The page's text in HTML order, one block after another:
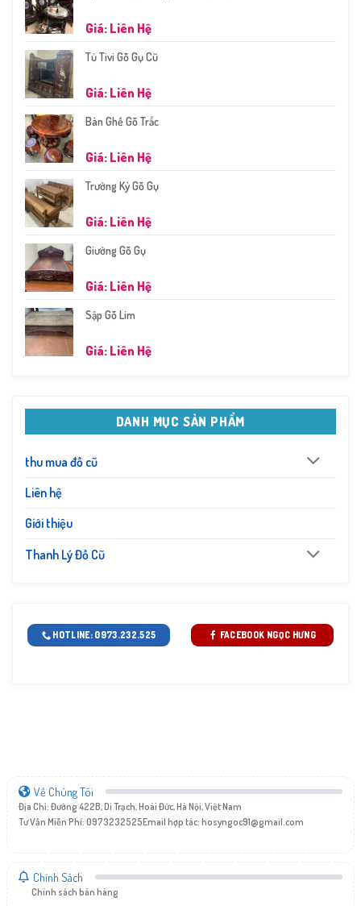
Giá: Liên Hệ
Tủ Tivi Gỗ Gụ Cũ
Giá: Liên Hệ
Bàn Ghế Gỗ Trắc
Giá: Liên Hệ
Trường Kỷ Gỗ Gụ
Giá: Liên Hệ
Giường Gỗ Gụ
Giá: Liên Hệ
Sập Gỗ Lim
Giá: Liên Hệ
DANH MỤC SẢN PHẨM
thu mua đồ cũ
Liên hệ
Giới thiệu
Thanh Lý Đồ Cũ
HOTLINE: 0973.232.525 FACEBOOK NGỌC HƯNG
Về Chúng Tôi
Địa Chỉ: Đường 422B, Di Trạch, Hoài Đức, Hà Nội, Việt Nam
Tư Vấn Miễn Phí: 0973232525Email hợp tác: hosyngoc91@gmail.com
Chính Sách
Chính sách bán hàng